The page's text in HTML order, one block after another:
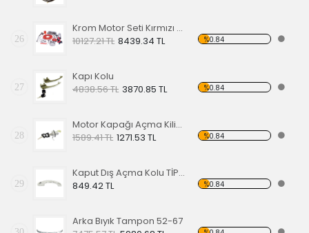
26
Krom Motor Seti Kırmızı Süper Delüks
10127.21 TL 8439.34 TL %0.84
27
Kapı Kolu
4838.56 TL 3870.85 TL %0.84
28
Motor Kapağı Açma Kilidi 67-71
1589.41 TL 1271.53 TL %0.84
29
Kaput Dış Açma Kolu TİP 1 68-79
849.42 TL
%0.84
Arka Bıyık Tampon 52-67